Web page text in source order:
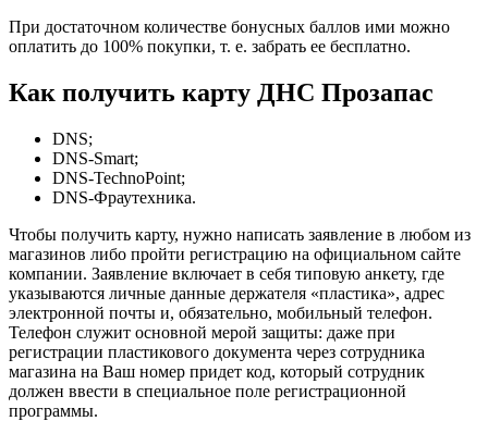
При достаточном количестве бонусных баллов ими можно
оплатить до 100% покупки, т. е. забрать ее бесплатно.
Как получить карту ДНС Прозапас
DNS;
DNS-Smart;
DNS-TechnoPoint;
DNS-Фраутехника.
Чтобы получить карту, нужно написать заявление в любом из
магазинов либо пройти регистрацию на официальном сайте
компании. Заявление включает в себя типовую анкету, где
указываются личные данные держателя «пластика», адрес
электронной почты и, обязательно, мобильный телефон.
Телефон служит основной мерой защиты: даже при
регистрации пластикового документа через сотрудника
магазина на Ваш номер придет код, который сотрудник
должен ввести в специальное поле регистрационной
программы.